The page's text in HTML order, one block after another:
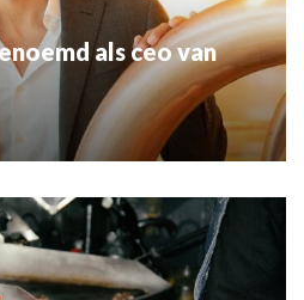
als ceo van